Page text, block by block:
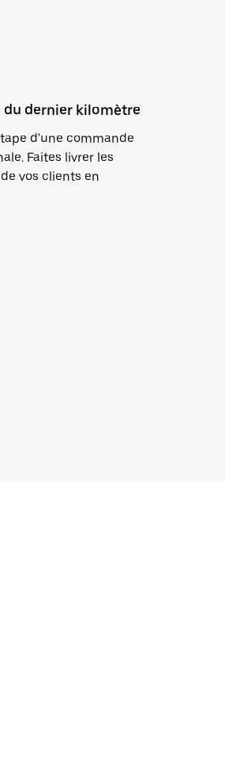
du dernier kilomètre
d'une commande
Faites livrer les
vos clients en